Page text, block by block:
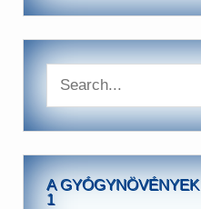
A
1